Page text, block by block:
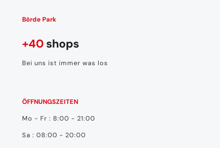
Börde Park
+40 shops
Bei uns ist immer was los
ÖFFNUNGSZEITEN
Mo - Fr : 8:00 - 21:00
Sa : 08:00 - 20:00